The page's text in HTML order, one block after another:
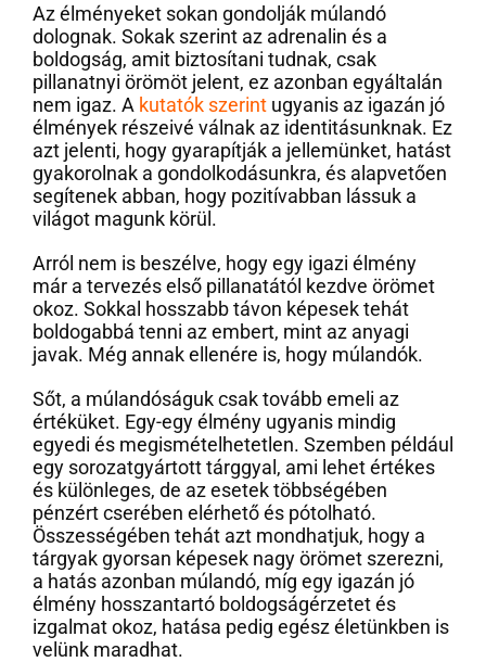
Az élményeket sokan gondolják múlandó
dolognak. Sokak szerint az adrenalin és a
boldogság, amit biztosítani tudnak, csak
pillanatnyi örömöt jelent, ez azonban egyáltalán
nem igaz. A kutatók szerint ugyanis az igazán jó
élmények részeivé válnak az identitásunknak. Ez
azt jelenti, hogy gyarapítják a jellemünket, hatást
gyakorolnak a gondolkodásunkra, és alapvetően
segítenek abban, hogy pozitívabban lássuk a
világot magunk körül.
Arról nem is beszélve, hogy egy igazi élmény
már a tervezés első pillanatától kezdve örömet
okoz. Sokkal hosszabb távon képesek tehát
boldogabbá tenni az embert, mint az anyagi
javak. Még annak ellenére is, hogy múlandók.
Sőt, a múlandóságuk csak tovább emeli az
értéküket. Egy-egy élmény ugyanis mindig
egyedi és megismételhetetlen. Szemben például
egy sorozatgyártott tárggyal, ami lehet értékes
és különleges, de az esetek többségében
pénzért cserében elérhető és pótolható.
Összességében tehát azt mondhatjuk, hogy a
tárgyak gyorsan képesek nagy örömet szerezni,
a hatás azonban múlandó, míg egy igazán jó
élmény hosszantartó boldogságérzetet és
izgalmat okoz, hatása pedig egész életünkben is
velünk maradhat.